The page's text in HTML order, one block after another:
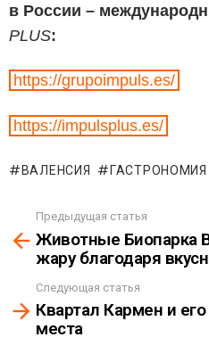
в России –
PLUS:
https://grupoimpuls.es/
https://impulsplus.es/
ВАЛЕНСИЯ ГАСТРОНОМИЯ
See
more
Предыдущая статья
Животные Биопарка
жару благодаря
Следующая статья
Квартал Кармен и
места